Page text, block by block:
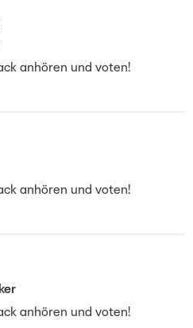
anhören und voten!
anhören und voten!
anhören und voten!